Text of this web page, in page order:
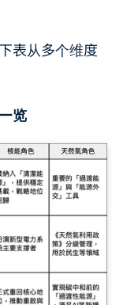
表从多个维度
览